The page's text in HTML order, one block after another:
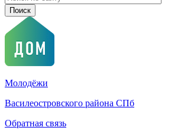
Молодёжи
Василеостровского района СПб
Обратная связь